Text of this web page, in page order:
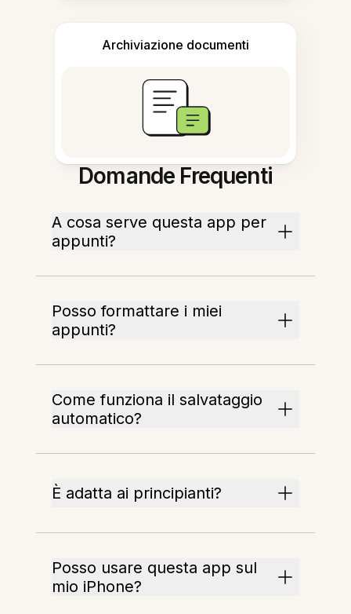
Archiviazione documenti
Domande Frequenti
A cosa serve questa app per
appunti?
Posso formattare i miei
appunti?
Come funziona il salvataggio
automatico?
È adatta ai principianti?
Posso usare questa app sul
mio iPhone?